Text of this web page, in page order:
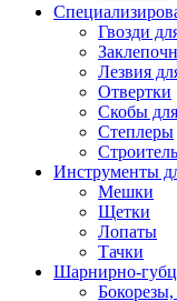
Гвозди
Лезвия
Отвертки
Скобы
Степлеры
Инструменты
Мешки
Щетки
Лопаты
Тачки
Шарнирно-
Бокорезы,